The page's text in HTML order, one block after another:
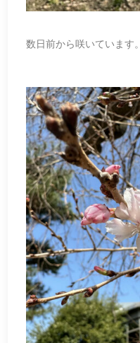
数日前から咲いています。